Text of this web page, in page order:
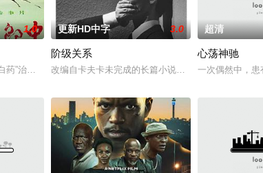
1.0
药”治病救人，效果极好。但他从不为官吏办事。后来，许汉成与
更新HD中字 3.0
阶级关系
改编自卡夫卡未完成的长篇小说《美国》，但其关注
超清
心荡神驰
一次偶然中，患